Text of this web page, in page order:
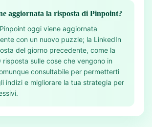
aggiornata la risposta di Pinpoint?
oggi viene aggiornata
con un nuovo puzzle; la LinkedIn
del giorno precedente, come la
risposta sulle cose che vengono in
consultabile per permetterti
indizi e migliorare la tua strategia per